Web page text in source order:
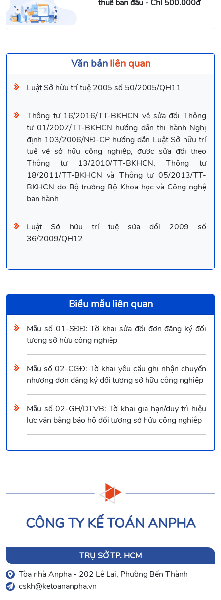
thuế ban đầu - Chỉ 500.000đ
Văn bảnliên quan
Luật Sở hữu trí tuệ 2005 số 50/2005/QH11
Thông tư 16/2016/TT-BKHCN về sửa đổi Thông
tư 01/2007/TT-BKHCN hướng dẫn thi hành Nghị
định 103/2006/NĐ-CP hướng dẫn Luật Sở hữu trí
tuệ về sở hữu công nghiệp, được sửa đổi theo
Thông tư 13/2010/TT-BKHCN, Thông tư
18/2011/TT-BKHCN và Thông tư 05/2013/TT-
BKHCN do Bộ trưởng Bộ Khoa học và Công nghệ
ban hành
Luật Sở hữu trí tuệ sửa đổi 2009 số
36/2009/QH12
Biểu mẫu liên quan
Mẫu số 01-SĐĐ: Tờ khai sửa đổi đơn đăng ký đối
tượng sở hữu công nghiệp
Mẫu số 02-CGĐ: Tờ khai yêu cầu ghi nhận chuyển
nhượng đơn đăng ký đối tượng sở hữu công nghiệp
Mẫu số 02-GH/DTVB: Tờ khai gia hạn/duy trì hiệu
lực văn bằng bảo hộ đối tượng sở hữu công nghiệp
CÔNG TY KẾ TOÁN ANPHA
TRỤ SỞ TP. HCM
Tòa nhà Anpha - 202 Lê Lai, Phường Bến Thành
cskh@ketoananpha.vn